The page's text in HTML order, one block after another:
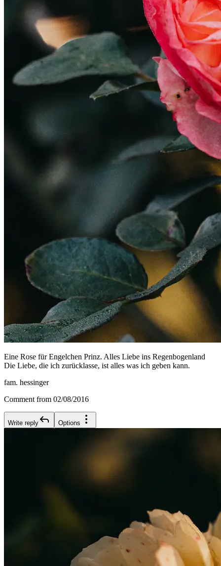
Eine Rose für Engelchen Prinz. Alles Liebe ins Regenbogenland
Die Liebe, die ich zurücklasse, ist alles was ich geben kann.
fam. hessinger
Comment from 02/08/2016
Write reply Options